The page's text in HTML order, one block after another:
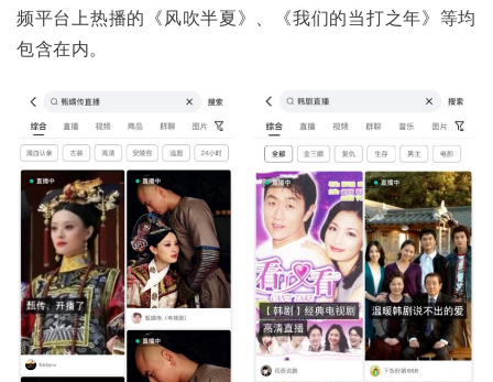
频平台上热播的《风吹半夏》、《我们的当打之年》等均
包含在内。